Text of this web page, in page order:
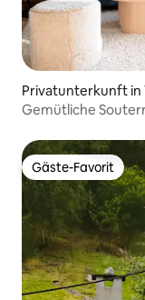
Privatunterkunft in
Gemütliche
Gäste-Favorit
Gäste-Favorit